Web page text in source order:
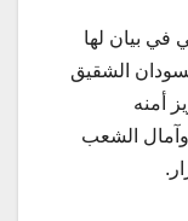
في بيان لها
الشقيق
أمنه
وآمال الشعب